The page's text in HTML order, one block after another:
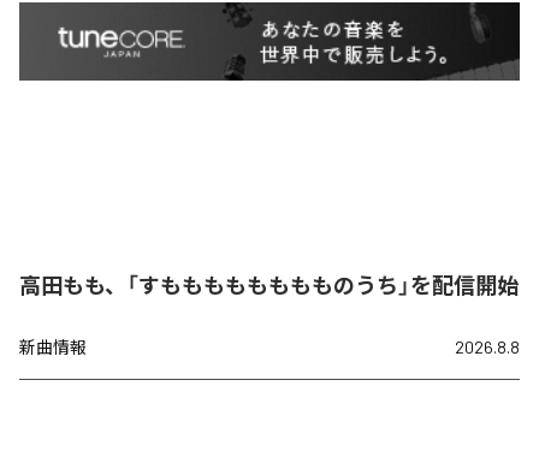
高田もも、「すもももももももものうち」を配信開始
新曲情報 2026.8.8